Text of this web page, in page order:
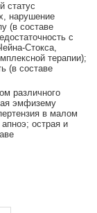
статус
нарушение
(в составе
с
Стокса,
терапии);
(в составе
различного
эмфизему
в малом
острая и